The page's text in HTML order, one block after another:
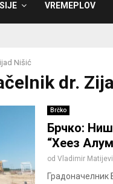
VREMEPLOV
Nišić
dr.
Brčko
Брчко:
“Хеез
od Vladimir
Градоначелник